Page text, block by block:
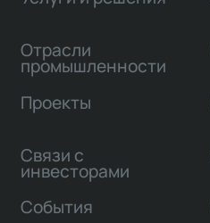
Отрасли
промышленности
Проекты
Связи с
инвесторами
События